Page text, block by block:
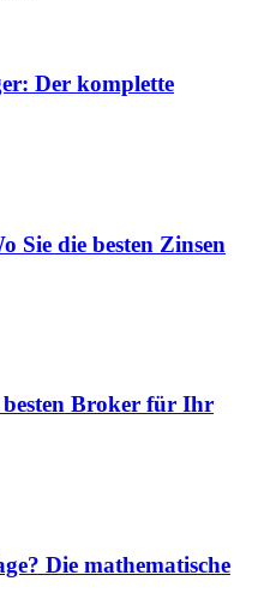
Der komplette
Sie die besten Zinsen
besten Broker für Ihr
Die mathematische